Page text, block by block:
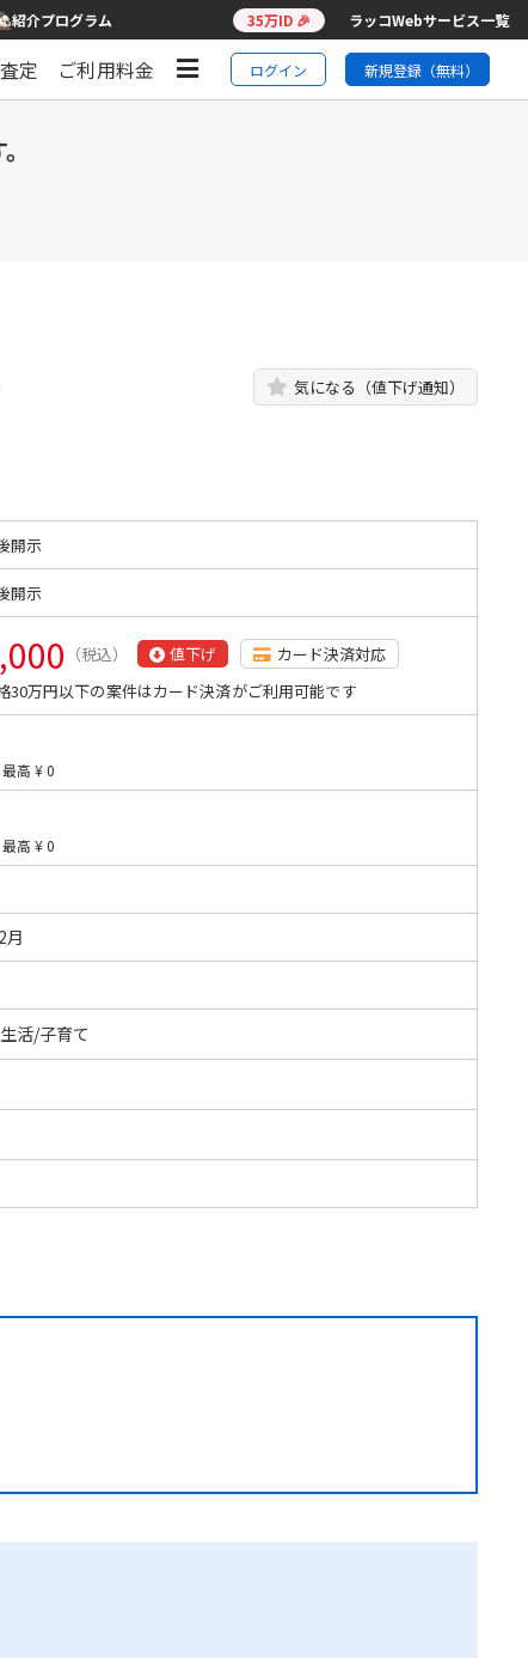
紹介プログラム 35万ID 🎉 ラッコWebサービス一覧
定 ご利用料金 ログイン 新規登録（無料）
気になる（値下げ通知）
開示
開示
（税込） 値下げ
カード決済対応
30万円以下の案件はカード決済がご利用可能です
最高 ¥ 0
最高 ¥ 0
月
活/子育て